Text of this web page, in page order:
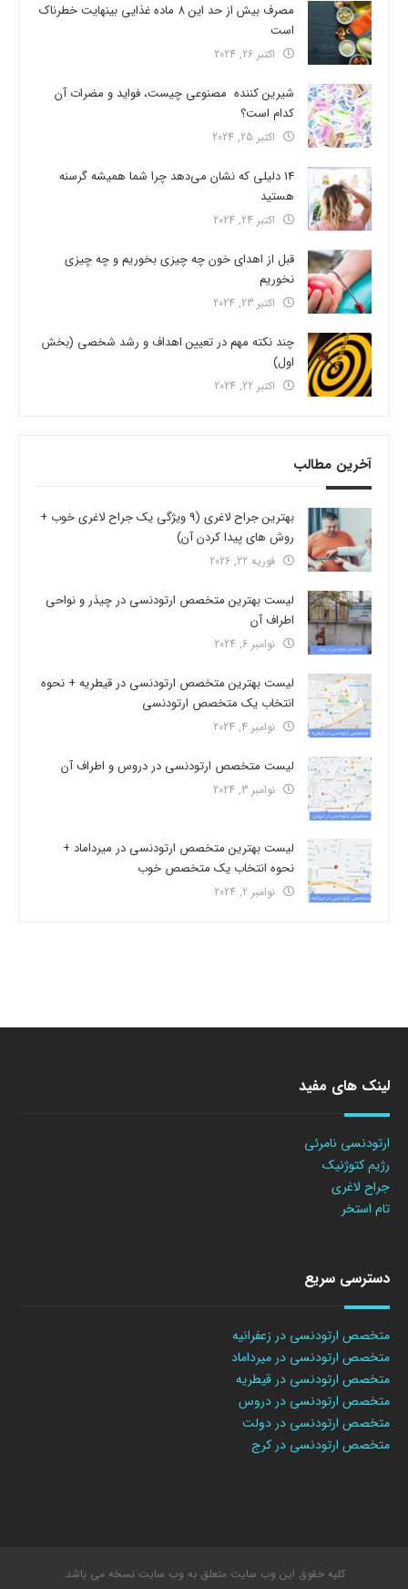
مصرف بیش از حد این 8 ماده غذایی بینهایت خطرناک
است
اکتبر 26, 2024
شیرین کننده مصنوعی چیست، فواید و مضرات آن
کدام است؟
اکتبر 25, 2024
14 دلیلی که نشان می‌دهد چرا شما همیشه گرسنه
هستید
اکتبر 24, 2024
قبل از اهدای خون چه چیزی بخوریم و چه چیزی
نخوریم
اکتبر 23, 2024
چند نکته مهم در تعیین اهداف و رشد شخصی (بخش
اول)
اکتبر 22, 2024
آخرین مطالب
بهترین جراح لاغری (9 ویژگی یک جراح لاغری خوب +
روش های پیدا کردن آن)
فوریه 22, 2026
لیست بهترین متخصص ارتودنسی در چیذر و نواحی
اطراف آن
نوامبر 6, 2024
لیست بهترین متخصص ارتودنسی در قیطریه + نحوه
انتخاب یک متخصص ارتودنسی
نوامبر 4, 2024
لیست متخصص ارتودنسی در دروس و اطراف آن
نوامبر 3, 2024
لیست بهترین متخصص ارتودنسی در میرداماد +
نحوه انتخاب یک متخصص خوب
نوامبر 2, 2024
لینک های مفید
ارتودنسی نامرئی
رژیم کتوژنیک
جراح لاغری
تام استخر
دسترسی سریع
متخصص ارتودنسی در زعفرانیه
متخصص ارتودنسی در میرداماد
متخصص ارتودنسی در قیطریه
متخصص ارتودنسی در دروس
متخصص ارتودنسی در دولت
متخصص ارتودنسی در کرج
کلیه حقوق این وب سایت متعلق به وب سایت نسخه می باشد.